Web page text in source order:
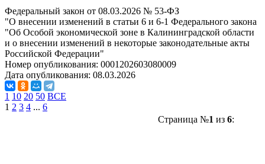
Федеральный закон от 08.03.2026 № 53-ФЗ
"О внесении изменений в статьи 6 и 6-1 Федерального закона
"Об Особой экономической зоне в Калининградской области
и о внесении изменений в некоторые законодательные акты
Российской Федерации"
Номер опубликования: 0001202603080009
Дата опубликования: 08.03.2026
1 10 20 50 ВСЕ
1 2 3 4 ... 6
Страница №1 из 6: